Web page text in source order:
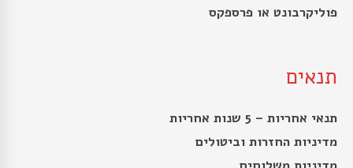
פוליקרבונט או פרספקס
תנאים
תנאי אחריות – 5 שנות אחריות
מדיניות החזרות וביטולים